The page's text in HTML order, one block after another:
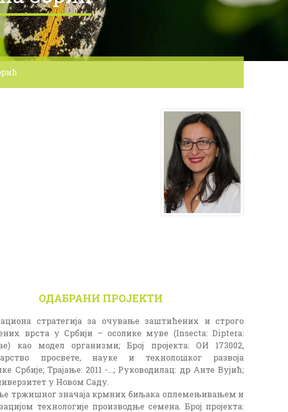
ОДАБРАНИ ПРОЈЕKТИ
стратегија за очување заштићених и строго
врста у Србији – осолике муве (Insecta: Diptera:
као модел организми; Број пројекта: ОИ 173002,
просвете, науке и технолошког развоја
Србије; Трајање: 2011 -…; Руководилац: др Анте Вујић;
у Новом Саду.
тржишног значаја крмних биљака оплемењивањем и
технологије производње семена. Број пројекта: